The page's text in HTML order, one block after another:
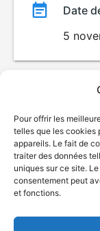
Pour offrir les
telles que les cookies
appareils. Le fait de
traiter des données
uniques sur ce site.
consentement peut
et fonctions.
Date
5
©